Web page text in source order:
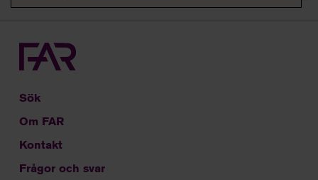
Sök
Om FAR
Kontakt
Frågor och svar